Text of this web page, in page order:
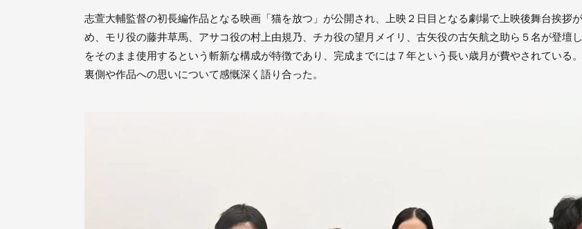
志萱大輔監督の初長編作品となる映画「猫を放つ」が公開され、上映２日目となる劇場で上映後舞台挨拶
め、モリ役の藤井草馬、アサコ役の村上由規乃、チカ役の望月メイリ、古矢役の古矢航之助ら５名が登壇
をそのまま使用するという斬新な構成が特徴であり、完成までには７年という長い歳月が費やされている
裏側や作品への思いについて感慨深く語り合った。